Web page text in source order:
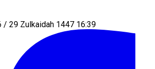
/ 29 Zulkaidah 1447 16:39